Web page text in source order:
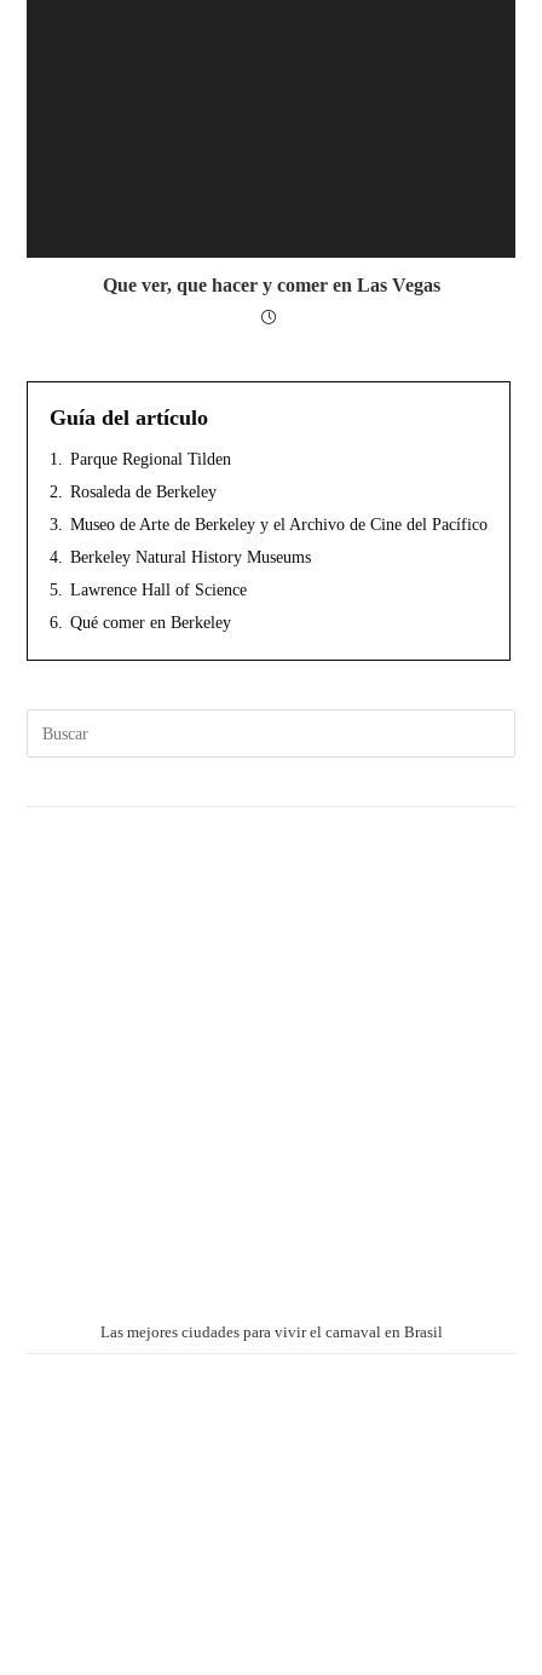
Que ver, que hacer y comer en Las Vegas
Guía del artículo
1.
Parque Regional Tilden
2.
Rosaleda de Berkeley
3.
Museo de Arte de Berkeley y el Archivo de Cine del Pacífico
4.
Berkeley Natural History Museums
5.
Lawrence Hall of Science
6.
Qué comer en Berkeley
Las mejores ciudades para vivir el carnaval en Brasil